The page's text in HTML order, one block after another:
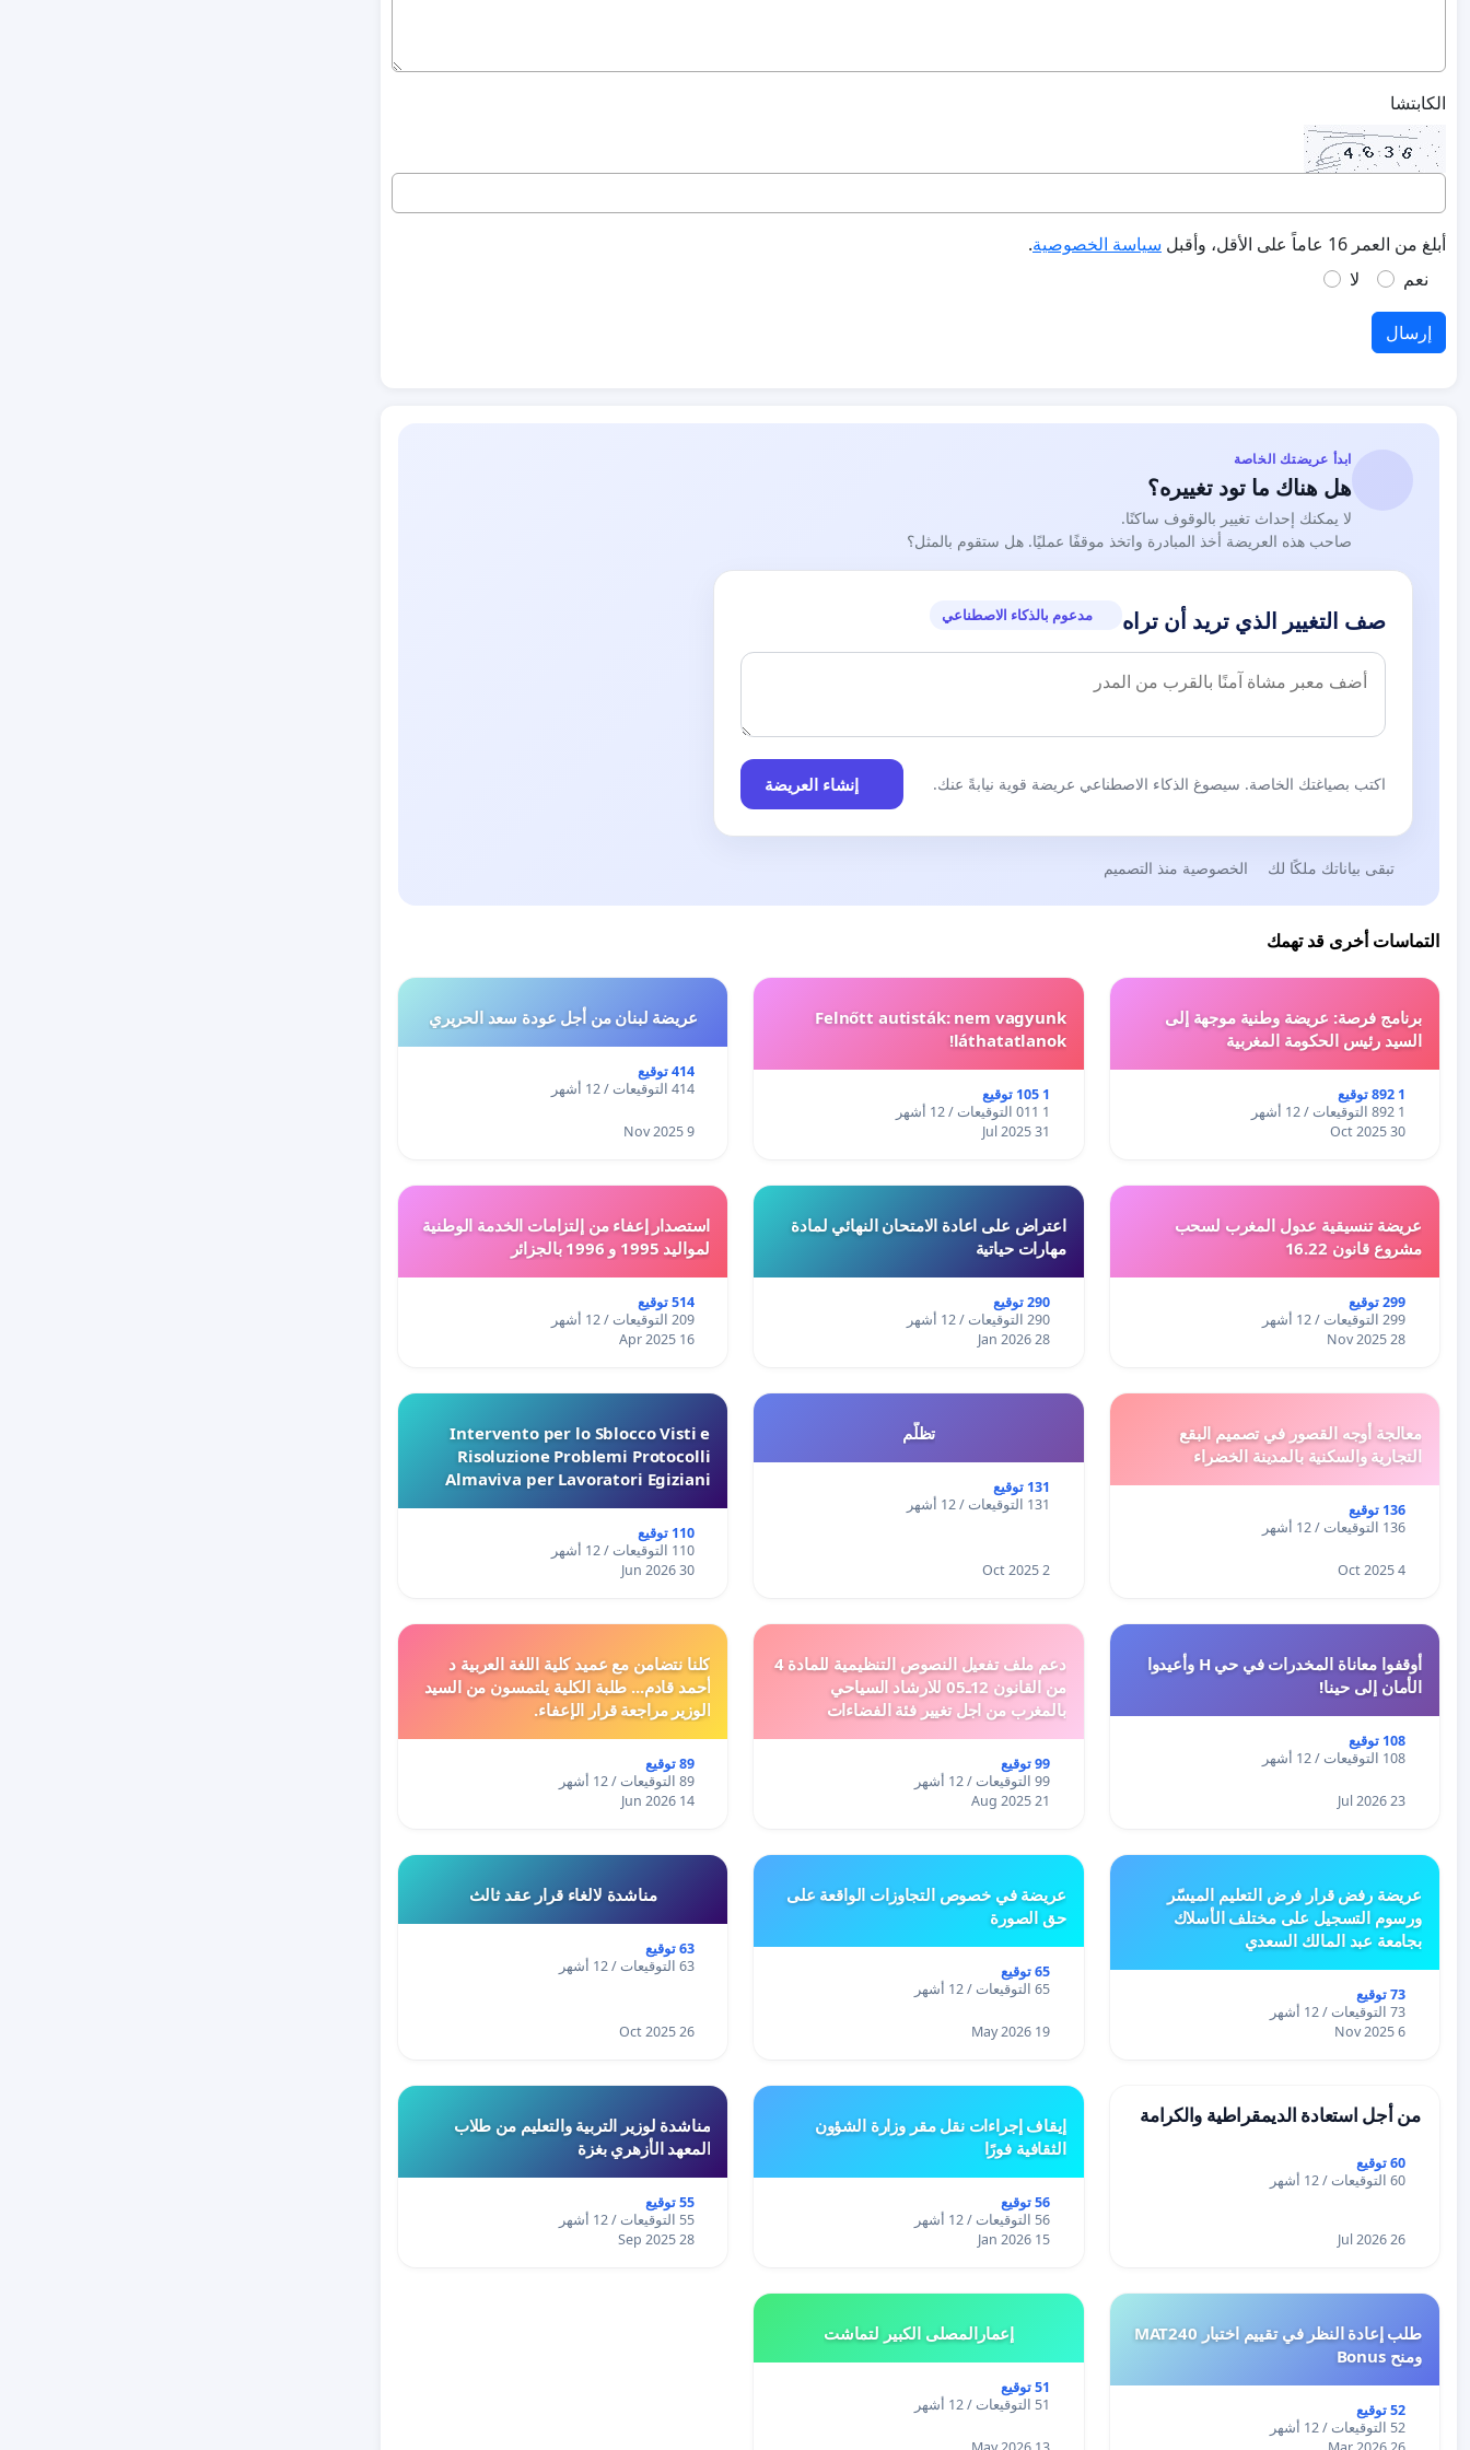
الكابتشا
أبلغ من العمر 16 عاماً على الأقل، وأقبل سياسة الخصوصية.
نعم
لا
إرسال
ابدأ عريضتك الخاصة
هل هناك ما تود تغييره؟
لا يمكنك إحداث تغيير بالوقوف ساكنًا.
صاحب هذه العريضة أخذ المبادرة واتخذ موقفًا عمليًا. هل ستقوم بالمثل؟
صف التغيير الذي تريد أن تراه مدعوم بالذكاء الاصطناعي
اكتب بصياغتك الخاصة. سيصوغ الذكاء الاصطناعي عريضة قوية نيابةً عنك. إنشاء العريضة
تبقى بياناتك ملكًا لك الخصوصية منذ التصميم
التماسات أخرى قد تهمك
برنامج فرصة: عريضة وطنية موجهة إلى
السيد رئيس الحكومة المغربية
1 892 توقيع
1 892 التوقيعات / 12 أشهر
30 Oct 2025
Felnőtt autisták: nem vagyunk
láthatatlanok!
1 105 توقيع
1 011 التوقيعات / 12 أشهر
31 Jul 2025
عريضة لبنان من أجل عودة سعد الحريري
414 توقيع
414 التوقيعات / 12 أشهر
9 Nov 2025
عريضة تنسيقية عدول المغرب لسحب
مشروع قانون 16.22
299 توقيع
299 التوقيعات / 12 أشهر
28 Nov 2025
اعتراض على اعادة الامتحان النهائي لمادة
مهارات حياتية
290 توقيع
290 التوقيعات / 12 أشهر
28 Jan 2026
استصدار إعفاء من إلتزامات الخدمة الوطنية
لمواليد 1995 و 1996 بالجزائر
514 توقيع
209 التوقيعات / 12 أشهر
16 Apr 2025
معالجة أوجه القصور في تصميم البقع
التجارية والسكنية بالمدينة الخضراء
136 توقيع
136 التوقيعات / 12 أشهر
4 Oct 2025
تظلّم
131 توقيع
131 التوقيعات / 12 أشهر
2 Oct 2025
Intervento per lo Sblocco Visti e
Risoluzione Problemi Protocolli
Almaviva per Lavoratori Egiziani
110 توقيع
110 التوقيعات / 12 أشهر
30 Jun 2026
أوقفوا معاناة المخدرات في حي H وأعيدوا
الأمان إلى حينا!
108 توقيع
108 التوقيعات / 12 أشهر
23 Jul 2026
دعم ملف تفعيل النصوص التنظيمية للمادة 4
من القانون 12ـ05 للارشاد السياحي
بالمغرب من اجل تغيير فئة الفضاءات
99 توقيع
99 التوقيعات / 12 أشهر
21 Aug 2025
كلنا نتضامن مع عميد كلية اللغة العربية د
أحمد قادم... طلبة الكلية يلتمسون من السيد
الوزير مراجعة قرار الإعفاء.
89 توقيع
89 التوقيعات / 12 أشهر
14 Jun 2026
عريضة رفض قرار فرض التعليم الميسّر
ورسوم التسجيل على مختلف الأسلاك
بجامعة عبد المالك السعدي
73 توقيع
73 التوقيعات / 12 أشهر
6 Nov 2025
عريضة في خصوص التجاوزات الواقعة على
حق الصورة
65 توقيع
65 التوقيعات / 12 أشهر
19 May 2026
مناشدة لالغاء قرار عقد ثالث
63 توقيع
63 التوقيعات / 12 أشهر
26 Oct 2025
من أجل استعادة الديمقراطية والكرامة
60 توقيع
60 التوقيعات / 12 أشهر
26 Jul 2026
إيقاف إجراءات نقل مقر وزارة الشؤون
الثقافية فورًا
56 توقيع
56 التوقيعات / 12 أشهر
15 Jan 2026
مناشدة لوزير التربية والتعليم من طلاب
المعهد الأزهري بغزة
55 توقيع
55 التوقيعات / 12 أشهر
28 Sep 2025
طلب إعادة النظر في تقييم اختبار MAT240
ومنح Bonus
52 توقيع
52 التوقيعات / 12 أشهر
إعمارالمصلى الكبير لتماشت
51 توقيع
51 التوقيعات / 12 أشهر